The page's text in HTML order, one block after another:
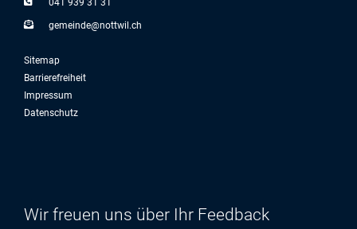
g m nd n ttw l ch
Sitemap
Barrierefreiheit
Impressum
Datenschutz
Wir freuen uns über Ihr Feedback